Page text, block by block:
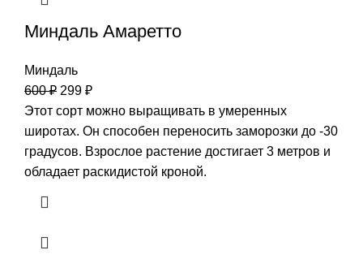
Миндаль Амаретто
Миндаль
600₽ 299 ₽
Этот сорт можно выращивать в умеренных
широтах. Он способен переносить заморозки до -30
градусов. Взрослое растение достигает 3 метров и
обладает раскидистой кроной.